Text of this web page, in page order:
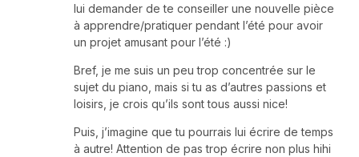
lui demander de te conseiller une nouvelle pièce
à apprendre/pratiquer pendant l’été pour avoir
un projet amusant pour l’été :)
Bref, je me suis un peu trop concentrée sur le
sujet du piano, mais si tu as d’autres passions et
loisirs, je crois qu’ils sont tous aussi nice!
Puis, j’imagine que tu pourrais lui écrire de temps
à autre! Attention de pas trop écrire non plus hihi